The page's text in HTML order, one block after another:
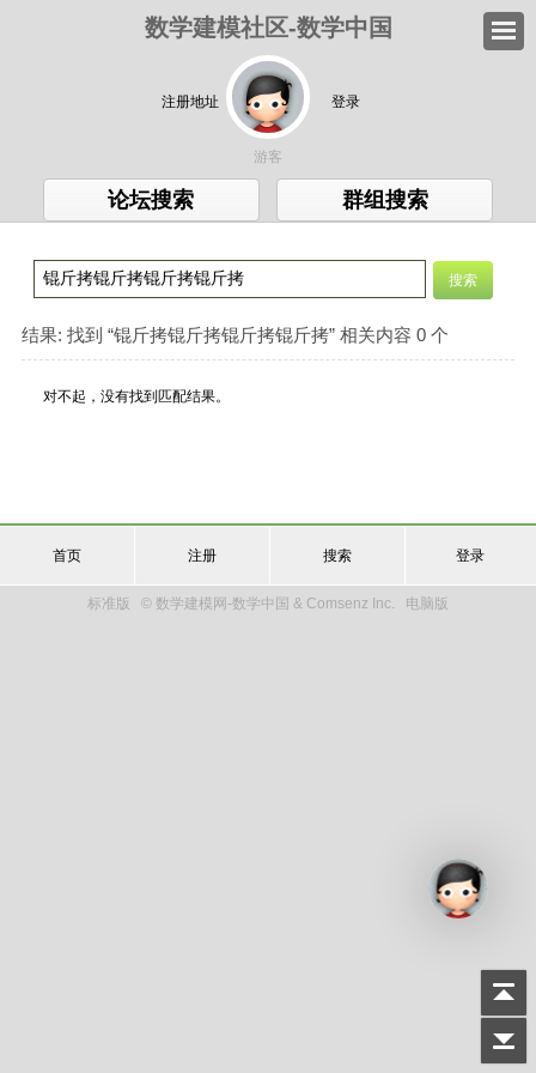
数学建模社区-数学中国
注册地址 登录
游客
论坛搜索 群组搜索
结果: 找到 “锟斤拷锟斤拷锟斤拷锟斤拷” 相关内容 0 个
对不起，没有找到匹配结果。
首页 注册 搜索 登录
标准版 © 数学建模网-数学中国 & Comsenz Inc. 电脑版